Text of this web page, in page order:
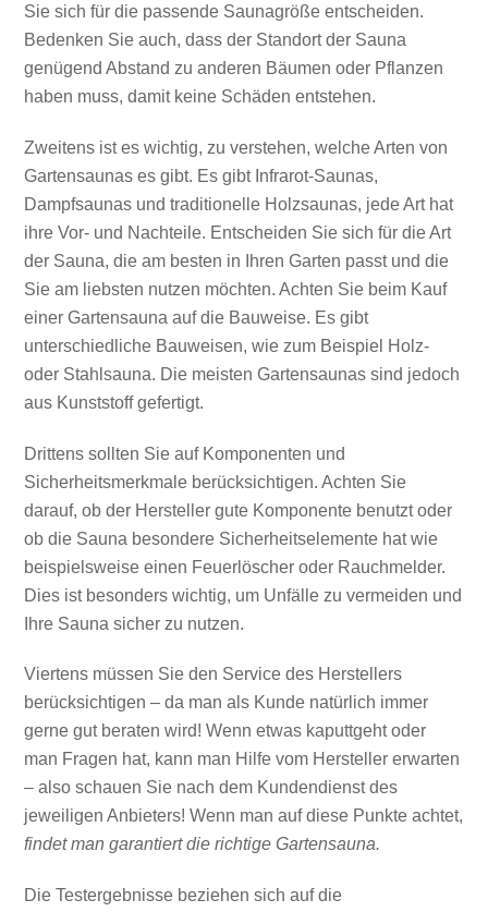
Sie sich für die passende Saunagröße entscheiden.
Bedenken Sie auch, dass der Standort der Sauna
genügend Abstand zu anderen Bäumen oder Pflanzen
haben muss, damit keine Schäden entstehen.
Zweitens ist es wichtig, zu verstehen, welche Arten von
Gartensaunas es gibt. Es gibt Infrarot-Saunas,
Dampfsaunas und traditionelle Holzsaunas, jede Art hat
ihre Vor- und Nachteile. Entscheiden Sie sich für die Art
der Sauna, die am besten in Ihren Garten passt und die
Sie am liebsten nutzen möchten. Achten Sie beim Kauf
einer Gartensauna auf die Bauweise. Es gibt
unterschiedliche Bauweisen, wie zum Beispiel Holz-
oder Stahlsauna. Die meisten Gartensaunas sind jedoch
aus Kunststoff gefertigt.
Drittens sollten Sie auf Komponenten und
Sicherheitsmerkmale berücksichtigen. Achten Sie
darauf, ob der Hersteller gute Komponente benutzt oder
ob die Sauna besondere Sicherheitselemente hat wie
beispielsweise einen Feuerlöscher oder Rauchmelder.
Dies ist besonders wichtig, um Unfälle zu vermeiden und
Ihre Sauna sicher zu nutzen.
Viertens müssen Sie den Service des Herstellers
berücksichtigen – da man als Kunde natürlich immer
gerne gut beraten wird! Wenn etwas kaputtgeht oder
man Fragen hat, kann man Hilfe vom Hersteller erwarten
– also schauen Sie nach dem Kundendienst des
jeweiligen Anbieters! Wenn man auf diese Punkte achtet,
findet man garantiert die richtige Gartensauna.
Die Testergebnisse beziehen sich auf die